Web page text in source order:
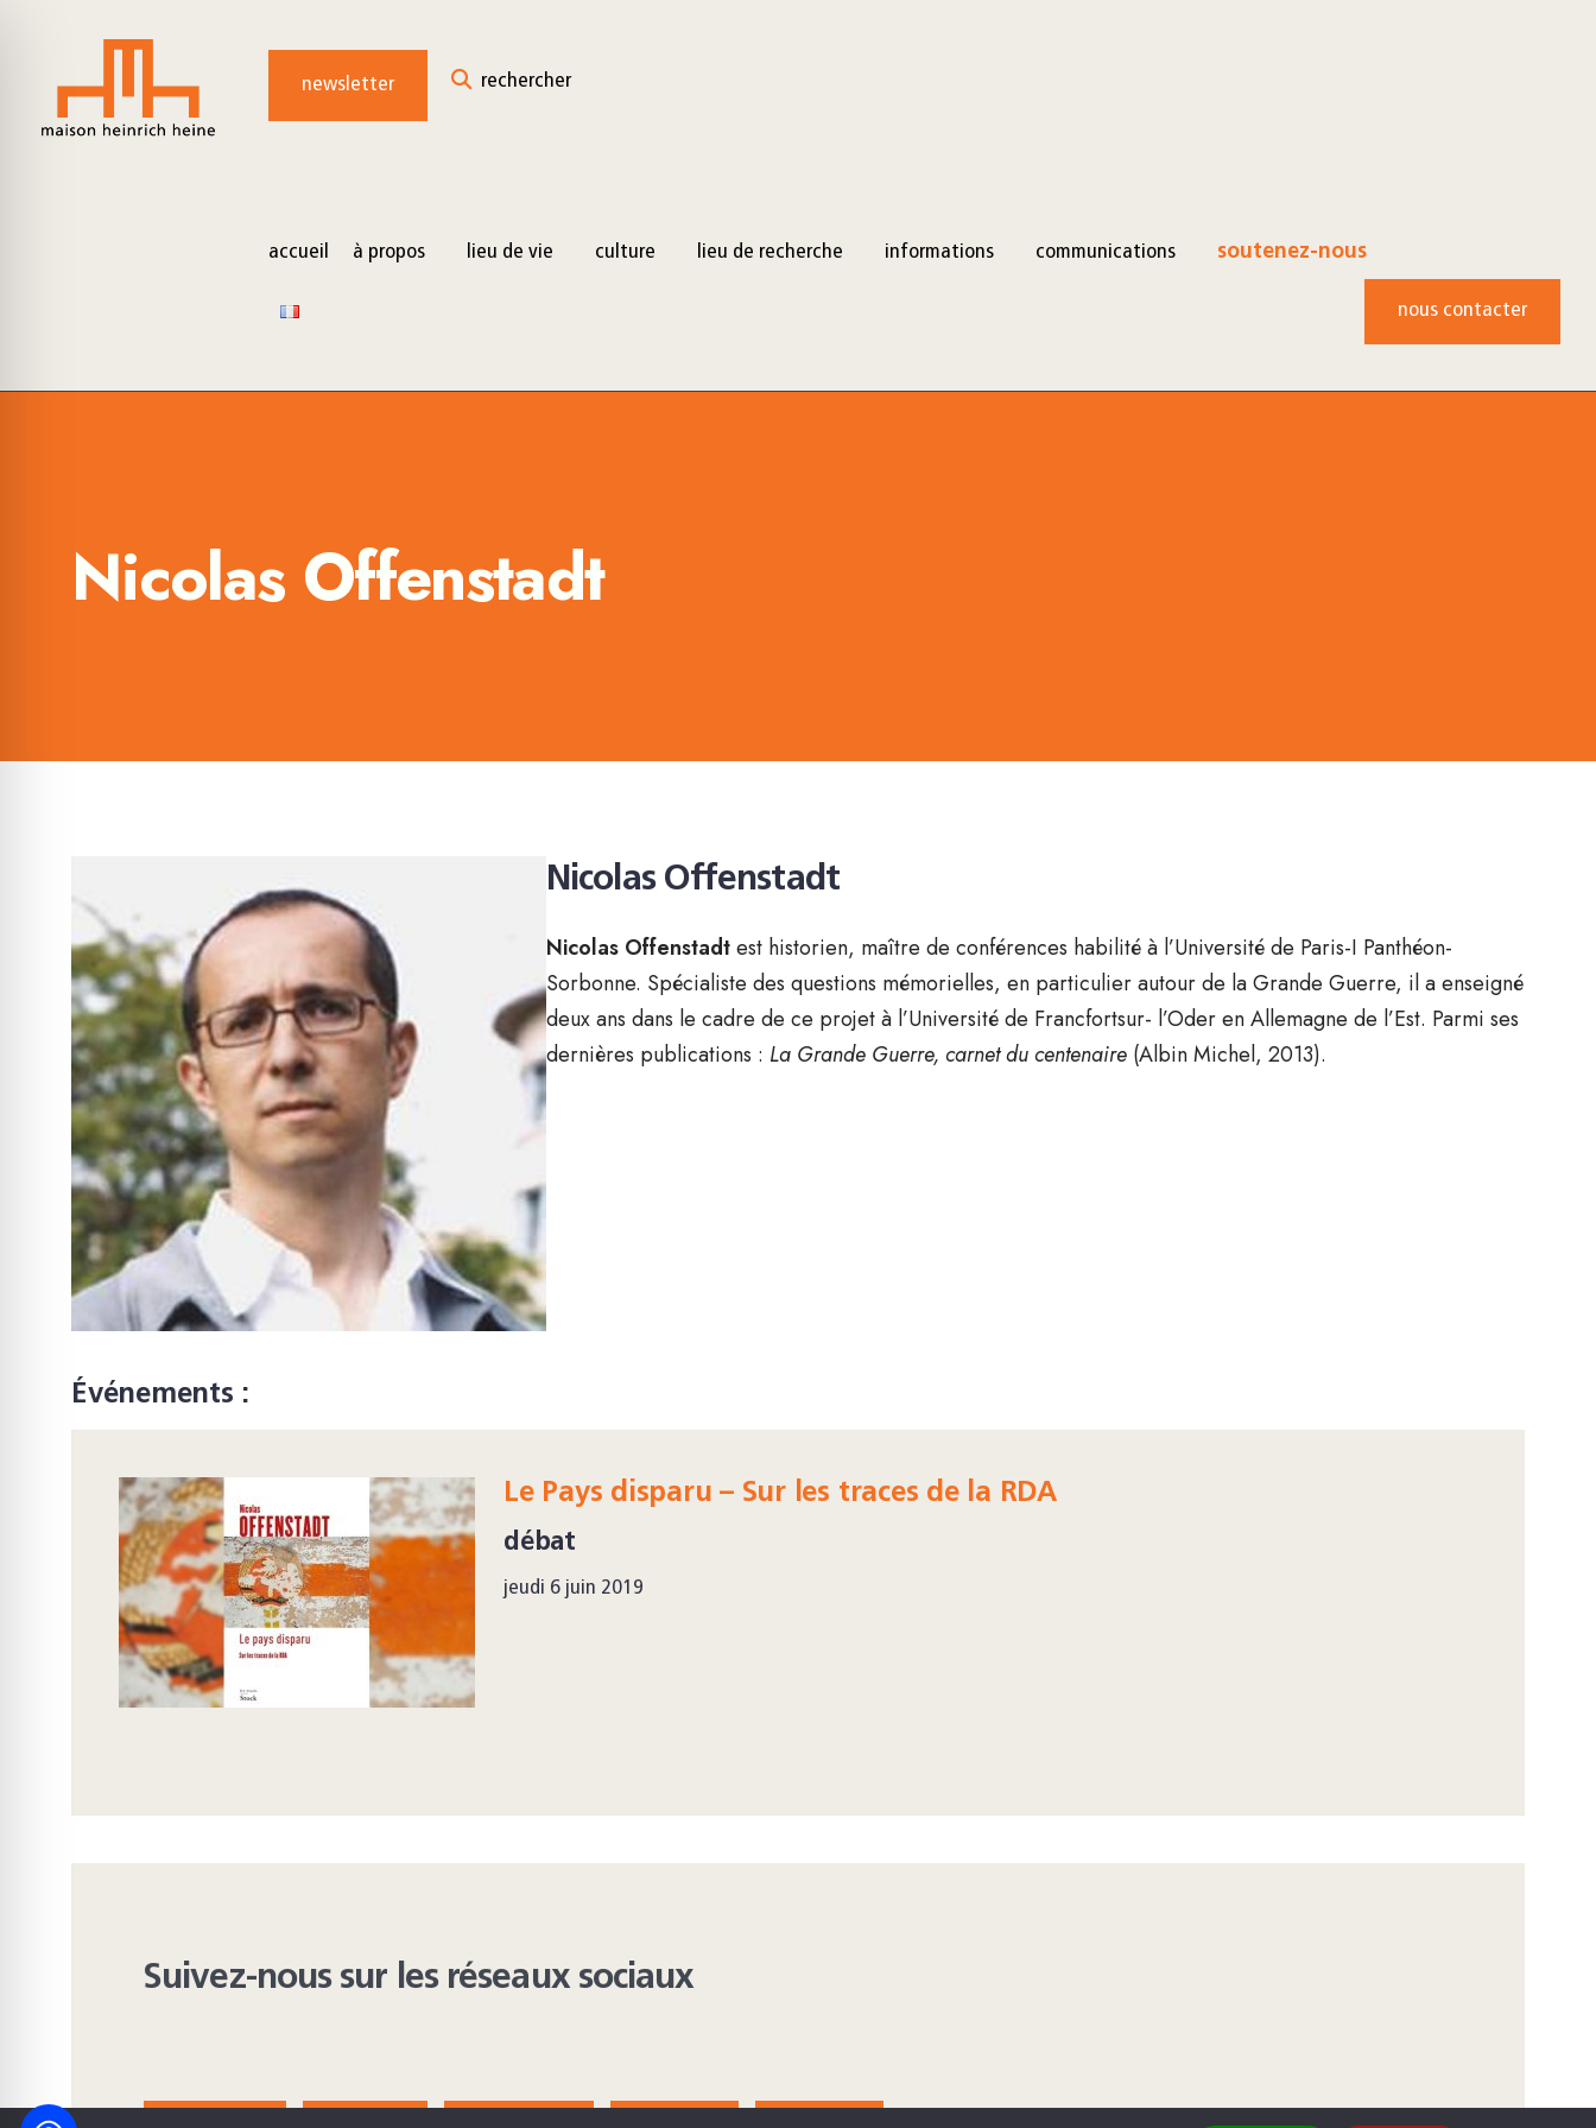
content
newsletter rechercher
accueil à propos lieu de vie culture lieu de recherche informations communications soutenez-nous
nous contacter
Nicolas Offenstadt
Nicolas Offenstadt
Nicolas Offenstadtest historien, maître de conférences habilité à l’Université de Paris-I Panthéon-
Sorbonne. Spécialiste des questions mémorielles, en particulier autour de la Grande Guerre, il a enseigné
deux ans dans le cadre de ce projet à l’Université de Francfortsur- l’Oder en Allemagne de l’Est. Parmi ses
dernières publications : La Grande Guerre, carnet du centenaire (Albin Michel, 2013).
Événements :
Le Pays disparu – Sur les traces de la RDA
débat
jeudi 6 juin 2019
Suivez-nous sur les réseaux sociaux